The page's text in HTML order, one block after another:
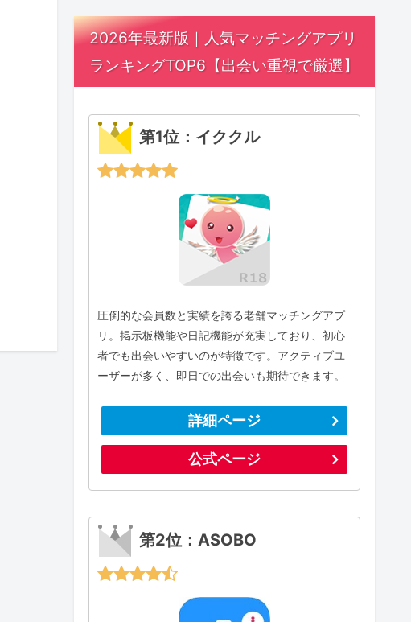
2026年最新版｜人気マッチングアプリ
ランキングTOP6【出会い重視で厳選】
第1位：イククル
圧倒的な会員数と実績を誇る老舗マッチングアプ
リ。掲示板機能や日記機能が充実しており、初心
者でも出会いやすいのが特徴です。アクティブユ
ーザーが多く、即日での出会いも期待できます。
詳細ページ
公式ページ
第2位：ASOBO